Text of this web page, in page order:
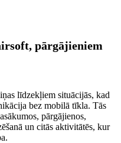
pārgājieniem
līdzekļiem situācijās, kad
bez mobilā tīkla. Tās
pārgājienos,
un citās aktivitātēs, kur